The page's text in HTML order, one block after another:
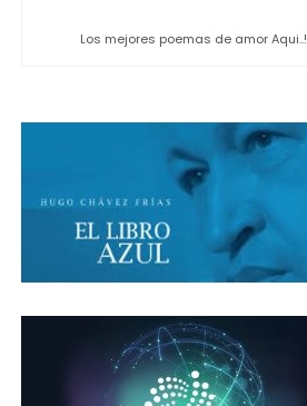
Los mejores poemas de amor Aqui..!